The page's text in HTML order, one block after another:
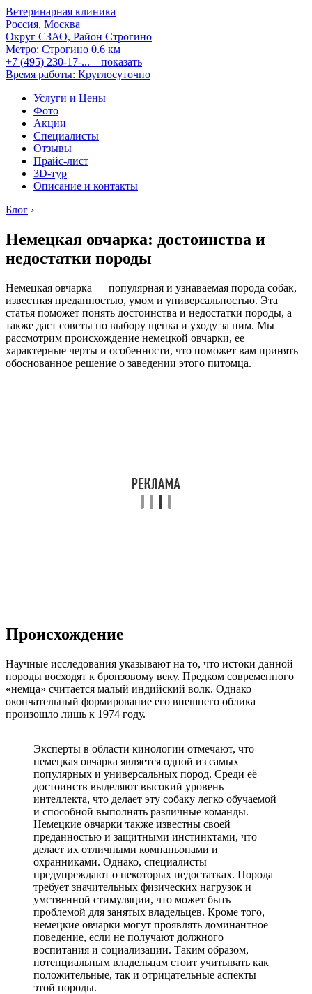
Ветеринарная клиника
Россия, Москва
Округ СЗАО, Район Строгино
Метро: Строгино 0.6 км
+7 (495) 230-17-... – показать
Время работы: Круглосуточно
Услуги и Цены
Фото
Акции
Специалисты
Отзывы
Прайс-лист
3D-тур
Описание и контакты
Блог ›
Немецкая овчарка: достоинства и
недостатки породы
Немецкая овчарка — популярная и узнаваемая порода собак,
известная преданностью, умом и универсальностью. Эта
статья поможет понять достоинства и недостатки породы, а
также даст советы по выбору щенка и уходу за ним. Мы
рассмотрим происхождение немецкой овчарки, ее
характерные черты и особенности, что поможет вам принять
обоснованное решение о заведении этого питомца.
Происхождение
Научные исследования указывают на то, что истоки данной
породы восходят к бронзовому веку. Предком современного
«немца» считается малый индийский волк. Однако
окончательный формирование его внешнего облика
произошло лишь к 1974 году.
Эксперты в области кинологии отмечают, что
немецкая овчарка является одной из самых
популярных и универсальных пород. Среди её
достоинств выделяют высокий уровень
интеллекта, что делает эту собаку легко обучаемой
и способной выполнять различные команды.
Немецкие овчарки также известны своей
преданностью и защитными инстинктами, что
делает их отличными компаньонами и
охранниками. Однако, специалисты
предупреждают о некоторых недостатках. Порода
требует значительных физических нагрузок и
умственной стимуляции, что может быть
проблемой для занятых владельцев. Кроме того,
немецкие овчарки могут проявлять доминантное
поведение, если не получают должного
воспитания и социализации. Таким образом,
потенциальным владельцам стоит учитывать как
положительные, так и отрицательные аспекты
этой породы.